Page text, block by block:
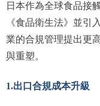
日本作為全球食品接
《食品衛生法》並引
業的合規管理提出更
與重塑。
1.出口合規成本升級